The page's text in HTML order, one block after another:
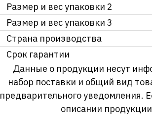
Размер и вес упаковки 2
Размер и вес упаковки 3
Страна производства
Срок гарантии
Данные о продукции несут
набор поставки и общий вид
предварительного
описании